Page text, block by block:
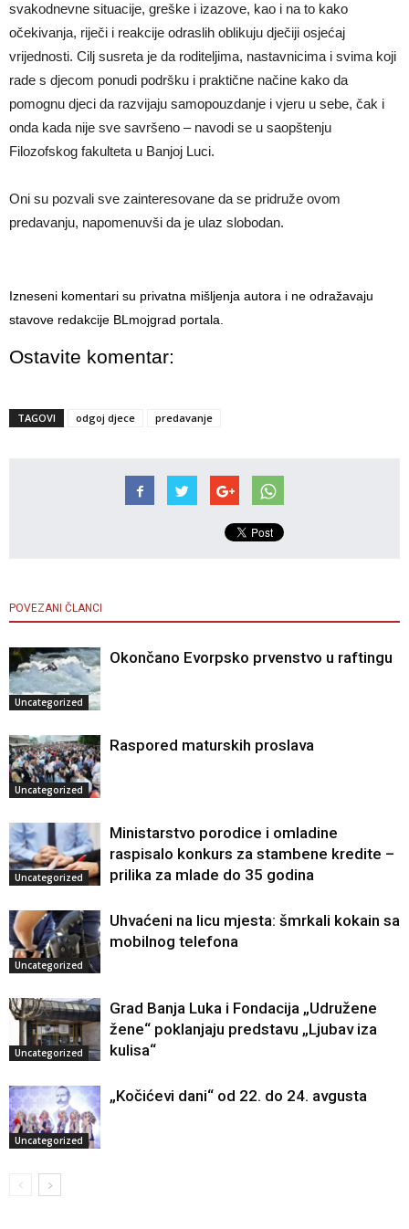
svakodnevne situacije, greške i izazove, kao i na to kako
očekivanja, riječi i reakcije odraslih oblikuju dječiji osjećaj
vrijednosti. Cilj susreta je da roditeljima, nastavnicima i svima koji
rade s djecom ponudi podršku i praktične načine kako da
pomognu djeci da razvijaju samopouzdanje i vjeru u sebe, čak i
onda kada nije sve savršeno – navodi se u saopštenju
Filozofskog fakulteta u Banjoj Luci.
Oni su pozvali sve zainteresovane da se pridruže ovom
predavanju, napomenuvši da je ulaz slobodan.
Izneseni komentari su privatna mišljenja autora i ne odražavaju
stavove redakcije BLmojgrad portala.
Ostavite komentar:
TAGOVI odgoj djece predavanje
POVEZANI ČLANCI
Uncategorized
Okončano Evorpsko prvenstvo u raftingu
Uncategorized
Raspored maturskih proslava
Uncategorized
Ministarstvo porodice i omladine
raspisalo konkurs za stambene kredite –
prilika za mlade do 35 godina
Uncategorized
Uhvaćeni na licu mjesta: šmrkali kokain sa
mobilnog telefona
Uncategorized
Grad Banja Luka i Fondacija „Udružene
žene“ poklanjaju predstavu „Ljubav iza
kulisa“
Uncategorized
„Kočićevi dani“ od 22. do 24. avgusta